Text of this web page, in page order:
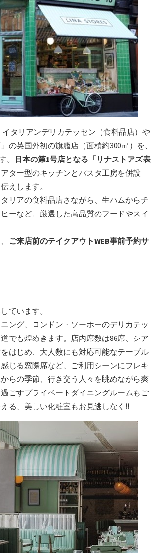
タリアンデリカテッセン（食料品店）や
の英国外初の旗艦店（面積約300㎡）を、
。 日本の第1号店となる「リナストアズ表
ター型のキッチンとパスタ工房を併設
えします。
リアの食料品店さながら、生ハムからチ
ーなど、厳選した高品質のフードやスイ
ご来店前のテイクアウトWEB事前予約サ
ています。
ング、ロンドン・ソーホーのデリカテッ
でも煌めきます。店内席数は86席、シア
はじめ、大人数にも対応可能なテーブル
じる窓際席など、ご利用シーンにフレキ
らの季節、行き交う人々を眺めながら爽
ごすプライベートダイニングルームもご
る、美しい化粧室もお見逃しなく‼